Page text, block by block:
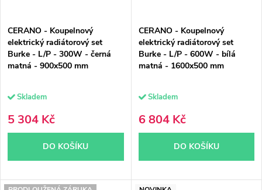
CERANO - Koupelnový
elektrický radiátorový set
Burke - L/P - 300W - černá
matná - 900x500 mm
Skladem
5 304 Kč
DO KOŠÍKU
CERANO - Koupelnový
elektrický radiátorový set
Burke - L/P - 600W - bílá
matná - 1600x500 mm
Skladem
6 804 Kč
DO KOŠÍKU